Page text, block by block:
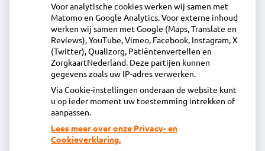
Apotheek Uitgeest
Molenstraat 1 B, 1911BR Uitgeest
0251 - 76 06 60
info@apotheekuitgeest.nl
Inschrijven
Centrale administratie
Heeft u vragen of opmerkingen over uw
Voor analytische cookies werken wij samen met
Matomo en Google Analytics. Voor externe inhoud
werken wij samen met Google (Maps, Translate en
Reviews), YouTube, Vimeo, Facebook, Instagram, X
(Twitter), Qualizorg, Patiëntenvertellen en
ZorgkaartNederland. Deze partijen kunnen
gegevens zoals uw IP-adres verwerken.
Via Cookie-instellingen onderaan de website kunt
u op ieder moment uw toestemming intrekken of
aanpassen.
Lees meer over onze Privacy- en
Cookieverklaring.